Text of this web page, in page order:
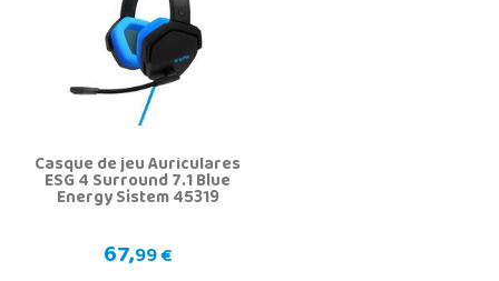
Casque de jeu Auriculares
ESG 4 Surround 7.1 Blue
Energy Sistem 45319
67,99 €